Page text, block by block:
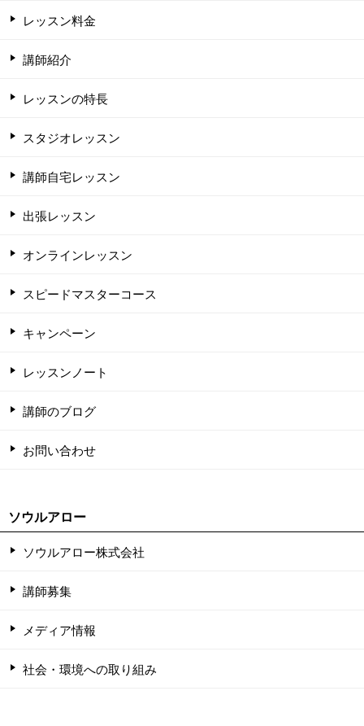
レッスン料金
講師紹介
レッスンの特長
スタジオレッスン
講師自宅レッスン
出張レッスン
オンラインレッスン
スピードマスターコース
キャンペーン
レッスンノート
講師のブログ
お問い合わせ
ソウルアロー
ソウルアロー株式会社
講師募集
メディア情報
社会・環境への取り組み